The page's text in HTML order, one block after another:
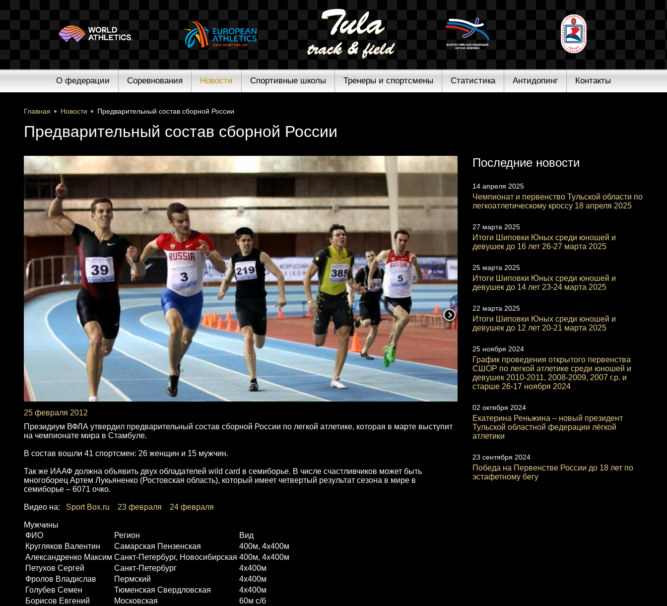
О федерации Соревнования Новости Спортивные школы Тренеры и спортсмены Статистика Антидопинг Контакты
Главная Новости Предварительный состав сборной России
Предварительный состав сборной России
25 февраля 2012
Президиум ВФЛА утвердил предварительный состав сборной России по легкой атлетике, которая в марте выступит
на чемпионате мира в Стамбуле.
В состав вошли 41 спортсмен: 26 женщин и 15 мужчин.
Так же ИААФ должна объявить двух обладателей wild card в семиборье. В числе счастливчиков может быть
многоборец Артем Лукьяненко (Ростовская область), который имеет четвертый результат сезона в мире в
семиборье – 6071 очко.
Видео на: Sport Box.ru 23 февраля 24 февраля
Мужчины
ФИО
Регион
Вид
Кругляков Валентин
Самарская Пензенская
400м, 4х400м
Александренко Максим Санкт-Петербург, Новосибирская 400м, 4х400м
Петухов Сергей
Санкт-Петербург
4х400м
Фролов Владислав
Пермский
4х400м
Голубев Семен
Тюменская Свердловская
4х400м
Борисов Евгений
Московская
60м с/б
Последние новости
14 апреля 2025
Чемпионат и первенство Тульской области по
легкоатлетическому кроссу 18 апреля 2025
27 марта 2025
Итоги Шиповки Юных среди юношей и
девушек до 16 лет 26-27 марта 2025
25 марта 2025
Итоги Шиповки Юных среди юношей и
девушек до 14 лет 23-24 марта 2025
22 марта 2025
Итоги Шиповки Юных среди юношей и
девушек до 12 лет 20-21 марта 2025
25 ноября 2024
График проведения открытого первенства
СШОР по легкой атлетике среди юношей и
девушек 2010-2011, 2008-2009, 2007 г.р. и
старше 26-17 ноября 2024
02 октября 2024
Екатерина Реньжина – новый президент
Тульской областной федерации лёгкой
атлетики
23 сентября 2024
Победа на Первенстве России до 18 лет по
эстафетному бегу